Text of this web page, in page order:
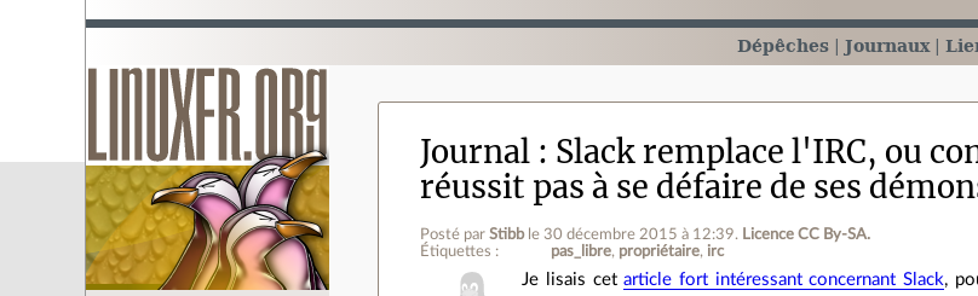
Dépêches Journaux
Journal
Slack remplace l'IRC, ou
réussit pas à se défaire de ses
Posté parStibb le 30 décembre 2015 à 12:39. Licence CC By‑SA.
Étiquettes :
pas_libre propriétaire irc
Je lisais cetarticle fort intéressant concernant Slack,